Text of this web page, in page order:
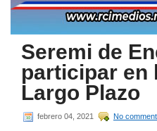
Seremi de
participar en
Largo Plazo
febrero 04, 2021 No